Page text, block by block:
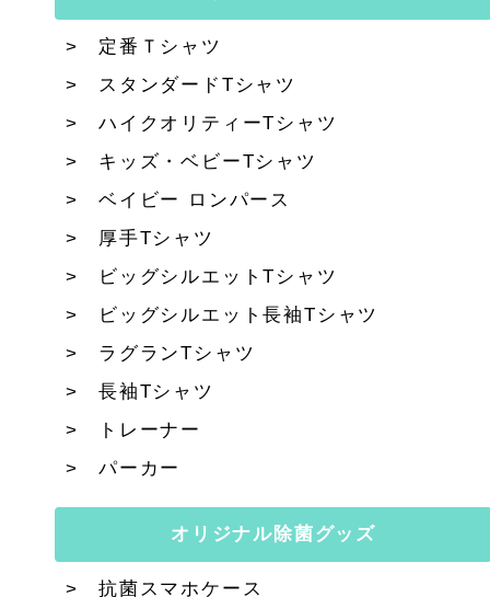
定番Ｔシャツ
スタンダードTシャツ
ハイクオリティーTシャツ
キッズ・ベビーTシャツ
ベイビー ロンパース
厚手Tシャツ
ビッグシルエットTシャツ
ビッグシルエット長袖Tシャツ
ラグランTシャツ
長袖Tシャツ
トレーナー
パーカー
オリジナル除菌グッズ
抗菌スマホケース